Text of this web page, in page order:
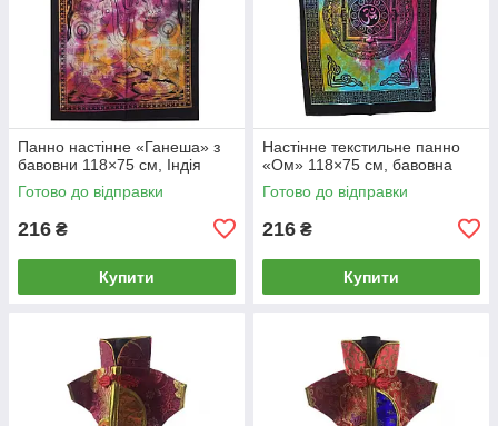
Панно настінне «Ганеша» з
бавовни 118×75 см, Індія
Готово до відправки
216 ₴
Купити
Настінне текстильне панно
«Ом» 118×75 см, бавовна
Готово до відправки
216 ₴
Купити